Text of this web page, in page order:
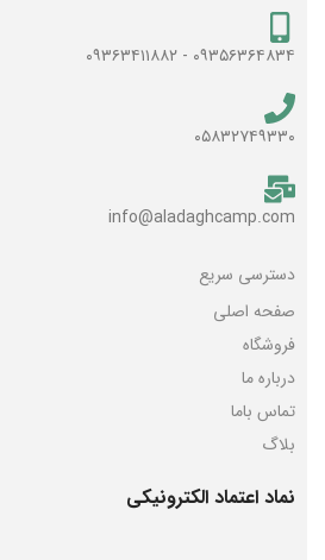
۰۹۳۵۶۳۶۴۸۳۴ - ۰۹۳۶۳۴۱۱۸۸۲
۰۵۸۳۲۷۴۹۳۳۰
info@aladaghcamp.com
دسترسی سریع
صفحه اصلی
فروشگاه
درباره ما
تماس باما
بلاگ
نماد اعتماد الکترونیکی